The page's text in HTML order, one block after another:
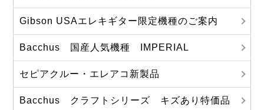
Gibson USAエレキギター限定機種のご案内
Bacchus 国産人気機種 IMPERIAL
セピアクルー・エレアコ新製品
Bacchus クラフトシリーズ キズあり特価品